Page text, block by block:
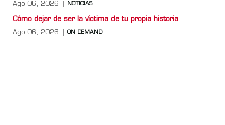
Ago 06, 2026 NOTICIAS
Cómo dejar de ser la víctima de tu propia historia
Ago 06, 2026 ON DEMAND